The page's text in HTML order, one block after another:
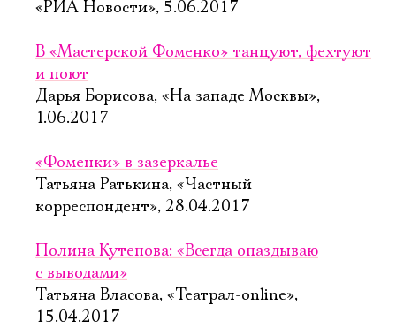
«РИА Новости», 5.06.2017
В «Мастерской Фоменко» танцуют, фехтуют
и поют
Дарья Борисова, «На западе Москвы»,
1.06.2017
«Фоменки» в зазеркалье
Татьяна Ратькина, «Частный
корреспондент», 28.04.2017
Полина Кутепова: «Всегда опаздываю
с выводами»
Татьяна Власова, «Театрал-online»,
15.04.2017